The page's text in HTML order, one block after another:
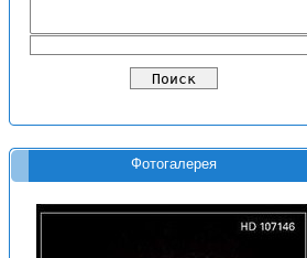
Фотогалерея